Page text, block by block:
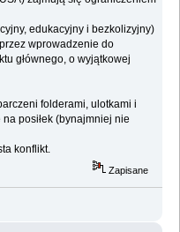
edukacyjny i bezkolizyjny)
wprowadzenie do
głównego, o wyjątkowej
folderami, ulotkami i
posiłek (bynajmniej nie
konflikt.
Zapisane